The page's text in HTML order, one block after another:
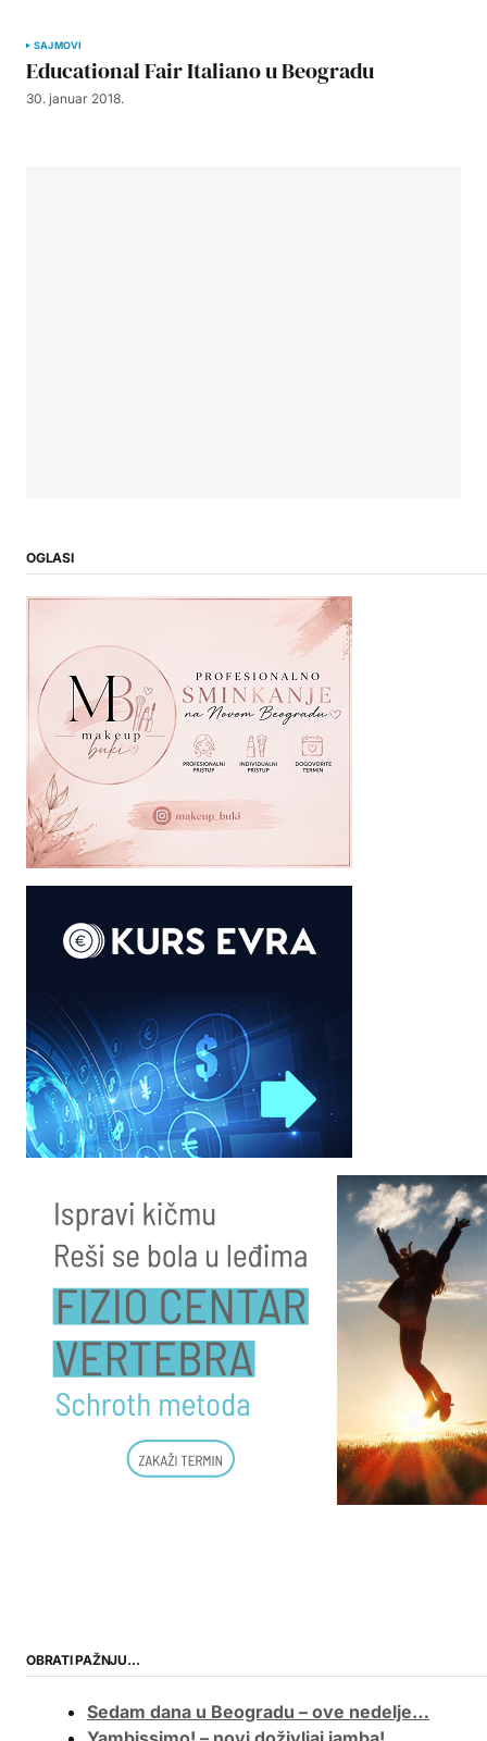
SAJMOVI
Educational Fair Italiano u Beogradu
30. januar 2018.
OGLASI
OBRATI PAŽNJU…
Sedam dana u Beogradu – ove nedelje…